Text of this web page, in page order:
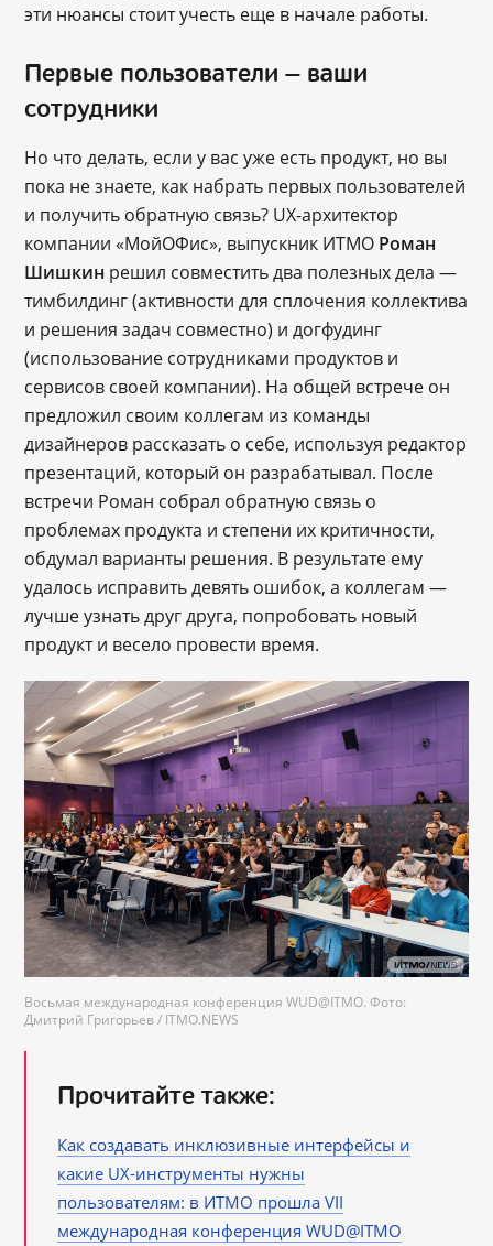
эти нюансы стоит учесть еще в начале работы.
Первые пользователи — ваши
сотрудники
Но что делать, если у вас уже есть продукт, но вы
пока не знаете, как набрать первых пользователей
и получить обратную связь? UX-архитектор
компании «МойОФис», выпускник ИТМО Роман
Шишкин решил совместить два полезных дела —
тимбилдинг (активности для сплочения коллектива
и решения задач совместно) и догфудинг
(использование сотрудниками продуктов и
сервисов своей компании). На общей встрече он
предложил своим коллегам из команды
дизайнеров рассказать о себе, используя редактор
презентаций, который он разрабатывал. После
встречи Роман собрал обратную связь о
проблемах продукта и степени их критичности,
обдумал варианты решения. В результате ему
удалось исправить девять ошибок, а коллегам —
лучше узнать друг друга, попробовать новый
продукт и весело провести время.
Восьмая международная конференция WUD@ITMO. Фото:
Дмитрий Григорьев / ITMO.NEWS
Прочитайте также:
Как создавать инклюзивные интерфейсы и
какие UX-инструменты нужны
пользователям: в ИТМО прошла VII
международная конференция WUD@ITMO